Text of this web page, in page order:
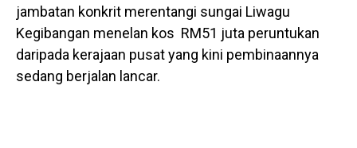
jambatan konkrit merentangi sungai Liwagu
Kegibangan menelan kos RM51 juta peruntukan
daripada kerajaan pusat yang kini pembinaannya
sedang berjalan lancar.